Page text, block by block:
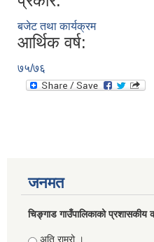
बजेट तथा कार्यक्रम
आर्थिक वर्ष:
७५/७६
जनमत
चिङ्गाड गाउँपालिकाको प्रशासकीय
Choices
अति राम्रो ।